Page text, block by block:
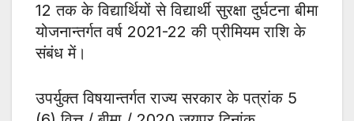
12 तक के विद्यार्थियों से विद्यार्थी सुरक्षा दुर्घटना बीमा
योजनान्तर्गत वर्ष 2021-22 की प्रीमियम राशि के
संबंध में।
उपर्युक्त विषयान्तर्गत राज्य सरकार के पत्रांक 5